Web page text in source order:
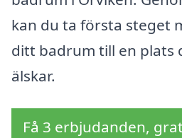
kan du ta första steget
ditt badrum till en plats
älskar.
Få 3 erbjudanden,